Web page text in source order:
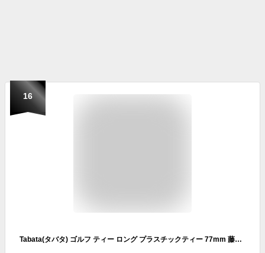
16
Tabata(タバタ) ゴルフ ティー ロング プラスチックティー 77mm 藤田プロ使用 リフトティースリム77 8本入 イエロー GV1408 Y